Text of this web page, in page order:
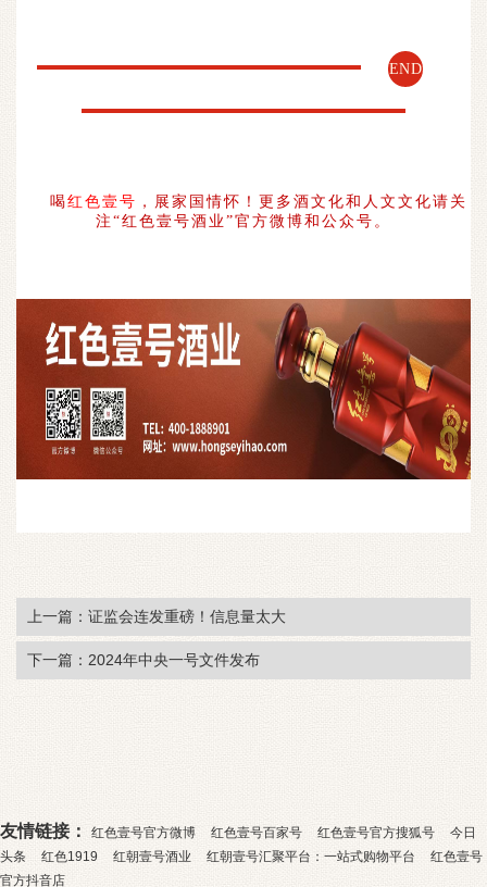
END
喝红色壹号 ，展家国情怀！更多酒文化和人文文化请关
注“红色壹号酒业”官方微博和公众号。
上一篇：证监会连发重磅！信息量太大
下一篇：2024年中央一号文件发布
友情链接： 红色壹号官方微博 红色壹号百家号 红色壹号官方搜狐号
今日
头条
红色1919 红朝壹号酒业 红朝壹号汇聚平台：一站式购物平台
红色壹号
官方抖音店